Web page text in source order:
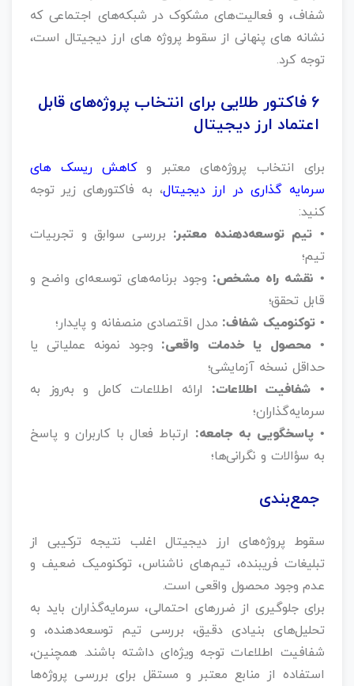
شفاف، و فعالیت‌های مشکوک در شبکه‌های اجتماعی که
نشانه های پنهانی از سقوط پروژه‌ های ارز دیجیتال است،
توجه کرد.
۶ فاکتور طلایی برای انتخاب پروژه‌های قابل
اعتماد ارز دیجیتال
برای انتخاب پروژه‌های معتبر وکاهش ریسک های
سرمایه گذاری در ارز دیجیتال، به فاکتورهای زیر توجه
کنید:
• تیم توسعه‌دهنده معتبر: بررسی سوابق و تجربیات
تیم؛
• نقشه راه مشخص: وجود برنامه‌های توسعه‌ای واضح و
قابل تحقق؛
• توکنومیک شفاف: مدل اقتصادی منصفانه و پایدار؛
• محصول یا خدمات واقعی: وجود نمونه عملیاتی یا
حداقل نسخه آزمایشی؛
• شفافیت اطلاعات: ارائه اطلاعات کامل و به‌روز به
سرمایه‌گذاران؛
• پاسخگویی به جامعه: ارتباط فعال با کاربران و پاسخ
به سؤالات و نگرانی‌ها؛
جمع‌بندی
سقوط پروژه‌های ارز دیجیتال اغلب نتیجه ترکیبی از
تبلیغات فریبنده، تیم‌های ناشناس، توکنومیک ضعیف و
عدم وجود محصول واقعی است.
برای جلوگیری از ضررهای احتمالی، سرمایه‌گذاران باید به
تحلیل‌های بنیادی دقیق، بررسی تیم توسعه‌دهنده، و
شفافیت اطلاعات توجه ویژه‌ای داشته باشند. همچنین،
استفاده از منابع معتبر و مستقل برای بررسی پروژه‌ها